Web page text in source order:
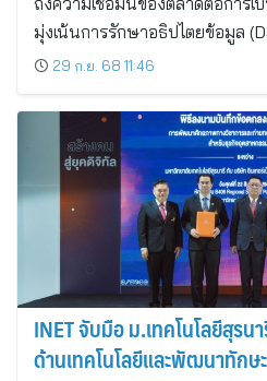
มุ่งเน้นการรักษาอธิปไตยข้อมูล
29 ก.ย. 68 11:46
INET จับมือ ม.เทคโนโลยีสุรน
ด้านเทคโนโลยีและพัฒนาทักษ